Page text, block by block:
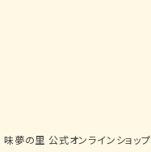
夢の里 公式オンラインショップ